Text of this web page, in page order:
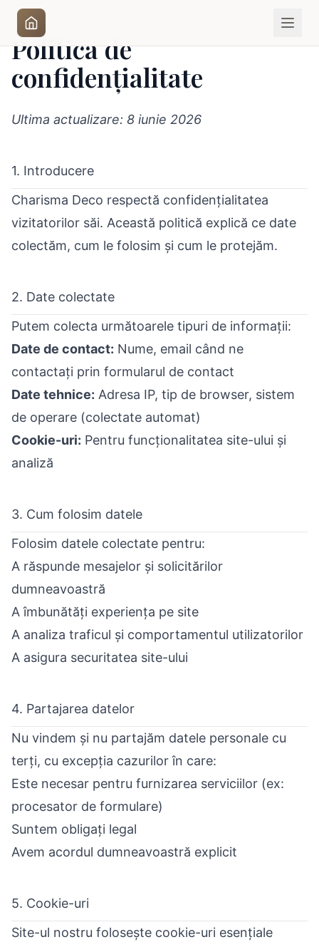
Politica de
confidențialitate
Ultima actualizare: 8 iunie 2026
1. Introducere
Charisma Deco respectă confidențialitatea
vizitatorilor săi. Această politică explică ce date
colectăm, cum le folosim și cum le protejăm.
2. Date colectate
Putem colecta următoarele tipuri de informații:
Date de contact: Nume, email când ne
contactați prin formularul de contact
Date tehnice: Adresa IP, tip de browser, sistem
de operare (colectate automat)
Cookie-uri: Pentru funcționalitatea site-ului și
analiză
3. Cum folosim datele
Folosim datele colectate pentru:
A răspunde mesajelor și solicitărilor
dumneavoastră
A îmbunătăți experiența pe site
A analiza traficul și comportamentul utilizatorilor
A asigura securitatea site-ului
4. Partajarea datelor
Nu vindem și nu partajăm datele personale cu
terți, cu excepția cazurilor în care:
Este necesar pentru furnizarea serviciilor (ex:
procesator de formulare)
Suntem obligați legal
Avem acordul dumneavoastră explicit
5. Cookie-uri
Site-ul nostru folosește cookie-uri esențiale